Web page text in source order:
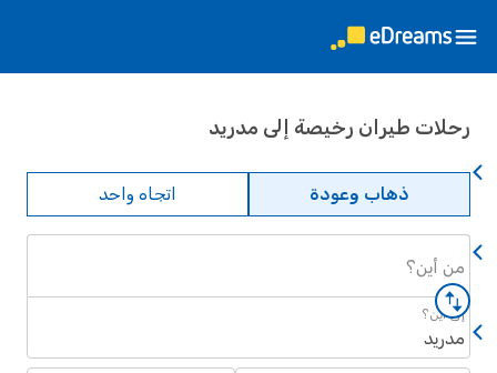
طيران رخيصة إلى مدريد
ذهاب وعودة اتجاه واحد